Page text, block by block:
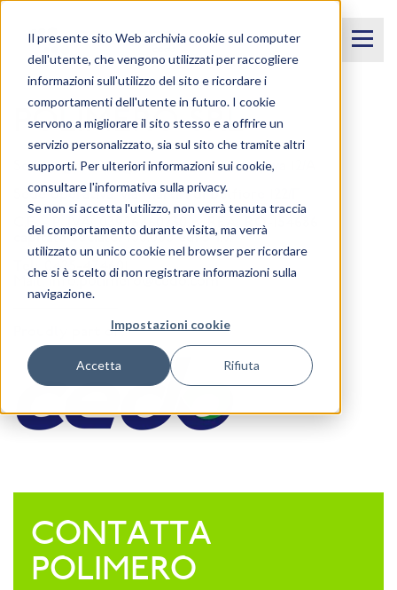
Il presente sito Web archivia cookie sul computer
dell'utente, che vengono utilizzati per raccogliere
informazioni sull'utilizzo del sito e ricordare i
comportamenti dell'utente in futuro. I cookie
servono a migliorare il sito stesso e a offrire un
servizio personalizzato, sia sul sito che tramite altri
supporti. Per ulteriori informazioni sui cookie,
consultare l'informativa sulla privacy.
Se non si accetta l'utilizzo, non verrà tenuta traccia
del comportamento durante visita, ma verrà
utilizzato un unico cookie nel browser per ricordare
che si è scelto di non registrare informazioni sulla
navigazione.
Impostazioni cookie
Accetta Rifiuta
POLIMERO SRL
Sede legale: Via generale domenico piva 12/A
Sede operativa: via martiri di belfiore 122/F
C.F. - P. IVA: 03986460230 n. REA: RO-154686
capitale sociale: 100.000 euro i.v.
Tel:0425-474601
info.polimero@cedo.com
Proudly part of
CONTATTA
POLIMERO